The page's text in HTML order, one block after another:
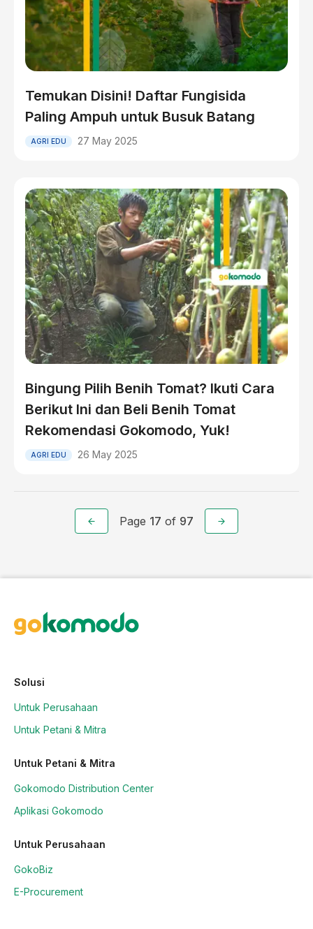
Temukan Disini! Daftar Fungisida
Paling Ampuh untuk Busuk Batang
AGRI EDU 27 May 2025
Bingung Pilih Benih Tomat? Ikuti Cara
Berikut Ini dan Beli Benih Tomat
Rekomendasi Gokomodo, Yuk!
AGRI EDU 26 May 2025
Page 17 of 97
Solusi
Untuk Perusahaan
Untuk Petani & Mitra
Untuk Petani & Mitra
Gokomodo Distribution Center
Aplikasi Gokomodo
Untuk Perusahaan
GokoBiz
E-Procurement